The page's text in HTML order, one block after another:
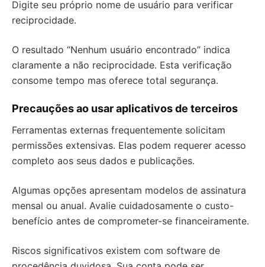
Digite seu próprio nome de usuário para verificar
reciprocidade.
O resultado “Nenhum usuário encontrado” indica
claramente a não reciprocidade. Esta verificação
consome tempo mas oferece total segurança.
Precauções ao usar aplicativos de terceiros
Ferramentas externas frequentemente solicitam
permissões extensivas. Elas podem requerer acesso
completo aos seus dados e publicações.
Algumas opções apresentam modelos de assinatura
mensal ou anual. Avalie cuidadosamente o custo-
benefício antes de comprometer-se financeiramente.
Riscos significativos existem com software de